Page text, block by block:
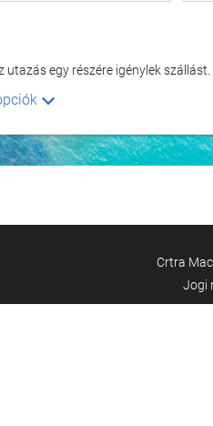
utazás egy részére igénylek szállást.
Crtra
Jogi